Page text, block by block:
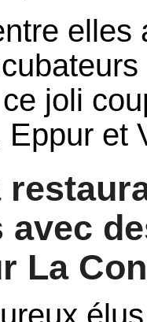
joli
Eppur et
avec
La